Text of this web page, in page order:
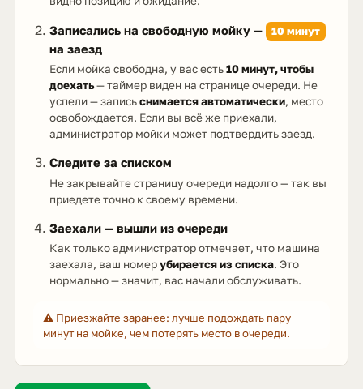
Записались на свободную мойку — 10 минут
на заезд
Если мойка свободна, у вас есть10 минут, чтобы
доехать— таймер виден на странице очереди. Не
успели — записьснимается автоматически, место
освобождается. Если вы всё же приехали,
администратор мойки может подтвердить заезд.
Следите за списком
Не закрывайте страницу очереди надолго — так вы
приедете точно к своему времени.
Заехали — вышли из очереди
Как только администратор отмечает, что машина
заехала, ваш номерубирается из списка. Это
нормально — значит, вас начали обслуживать.
⚠️ Приезжайте заранее: лучше подождать пару
минут на мойке, чем потерять место в очереди.